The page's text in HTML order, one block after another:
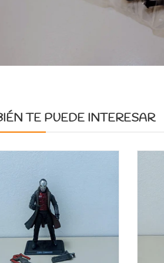
TE PUEDE INTERESAR